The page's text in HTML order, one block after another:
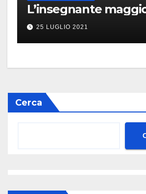
L’insegnante
25 LUGLIO 2021
Cerca